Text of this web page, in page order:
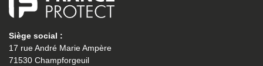
Siège social :
17 rue André Marie Ampère
71530 Champforgeuil